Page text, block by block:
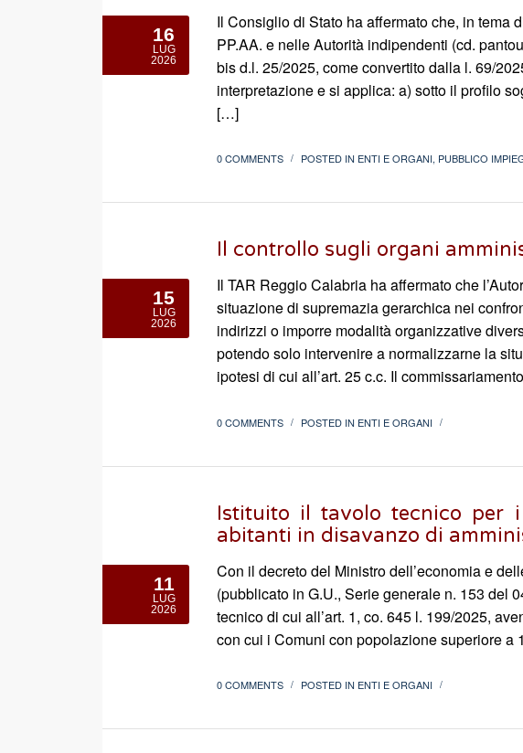
16
LUG
2026
Il Consiglio di Stato ha affermato che, in tema
PP.AA. e nelle Autorità indipendenti (cd.
bis d.l. 25/2025, come convertito dalla l. 69/
interpretazione e si applica: a) sotto il profilo
[…]
0 COMMENTS / POSTED IN ENTI E ORGANI, PUBBLICO
Il controllo sugli organi
15
LUG
2026
Il TAR Reggio Calabria ha affermato che
situazione di supremazia gerarchica nei
indirizzi o imporre modalità organizzative
potendo solo intervenire a normalizzarne la
ipotesi di cui all’art. 25 c.c. Il
0 COMMENTS / POSTED IN ENTI E ORGANI /
Istituito il tavolo tecnico per
abitanti in disavanzo di
11
LUG
2026
Con il decreto del Ministro dell’economia e
(pubblicato in G.U., Serie generale n. 153 del
tecnico di cui all’art. 1, co. 645 l. 199/2025,
con cui i Comuni con popolazione superiore
0 COMMENTS / POSTED IN ENTI E ORGANI /